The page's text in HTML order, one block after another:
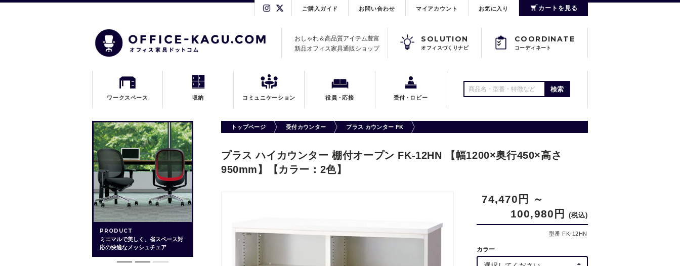
おしゃれ＆高品質アイテム豊富
新品オフィス家具通販ショップ
カートを見る
ご購入ガイド お問い合わせ マイアカウント お気に入り
ワークスペース 収納 コミュニケーション 役員 ・応接 受付・ ロビー
検索
SOLUTION
オフィスづくりナビ
COORDINATE
コーディネート
トップページ 受付カウンター プラス カウンター FK
プラス ハイカウンター 棚付オープン FK-12HN 【幅1200×奥行450×高さ
950mm】【カラー：2色】
74,470円
～
100,980円
(税込)
型番 FK-12HN
カラー
PRODUCT
ミニマルで美しく、省スペース対
応の快適なメッシュチェア